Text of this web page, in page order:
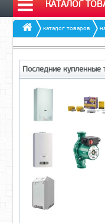
КАТАЛОГ
каталог товаров
Последние купленные